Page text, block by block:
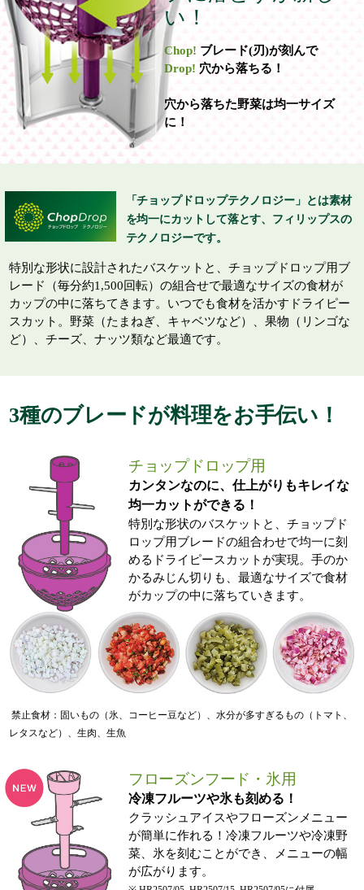
い！
Chop! ブレード(刃)が刻んで
Drop! 穴から落ちる！
穴から落ちた野菜は均一サイズ
に！
「チョップドロップテクノロジー」とは素材
を均一にカットして落とす、フィリップスの
テクノロジーです。
特別な形状に設計されたバスケットと、チョップドロップ用ブ
レード（毎分約1,500回転）の組合せで最適なサイズの食材が
カップの中に落ちてきます。いつでも食材を活かすドライピー
スカット。野菜（たまねぎ、キャベツなど）、果物（リンゴな
ど）、チーズ、ナッツ類など最適です。
3種のブレードが料理をお手伝い！
チョップドロップ用
カンタンなのに、仕上がりもキレイな
均一カットができる！
特別な形状のバスケットと、チョップド
ロップ用ブレードの組合わせで均一に刻
めるドライピースカットが実現。手のか
かるみじん切りも、最適なサイズで食材
がカップの中に落ちていきます。
禁止食材：固いもの（氷、コーヒー豆など）、水分が多すぎるもの（トマト、
レタスなど）、生肉、生魚
フローズンフード・氷用
冷凍フルーツや氷も刻める！
クラッシュアイスやフローズンメニュー
が簡単に作れる！冷凍フルーツや冷凍野
菜、氷を刻むことができ、メニューの幅
が広がります。